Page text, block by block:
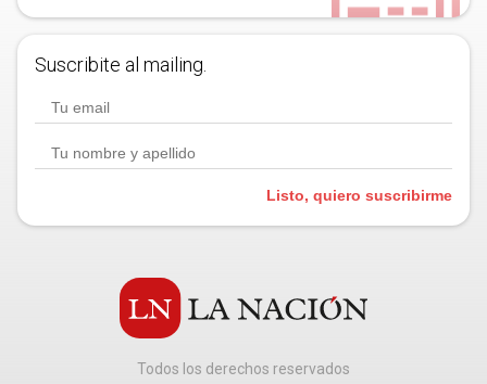
Suscribite al mailing.
Listo, quiero suscribirme
Todos los derechos reservados